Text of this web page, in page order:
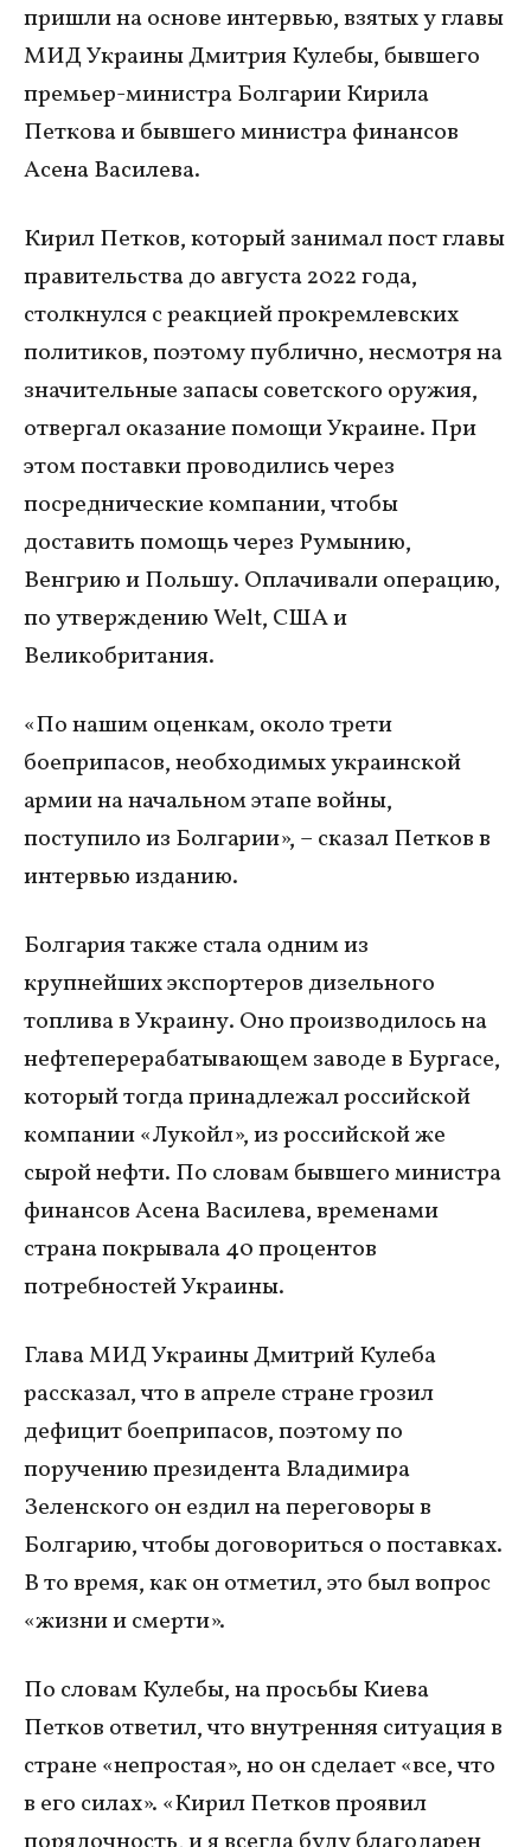
пришли на основе интервью, взятых у главы
МИД Украины Дмитрия Кулебы, бывшего
премьер-министра Болгарии Кирила
Петкова и бывшего министра финансов
Асена Василева.
Кирил Петков, который занимал пост главы
правительства до августа 2022 года,
столкнулся с реакцией прокремлевских
политиков, поэтому публично, несмотря на
значительные запасы советского оружия,
отвергал оказание помощи Украине. При
этом поставки проводились через
посреднические компании, чтобы
доставить помощь через Румынию,
Венгрию и Польшу. Оплачивали операцию,
по утверждению Welt, США и
Великобритания.
«По нашим оценкам, около трети
боеприпасов, необходимых украинской
армии на начальном этапе войны,
поступило из Болгарии», – сказал Петков в
интервью изданию.
Болгария также стала одним из
крупнейших экспортеров дизельного
топлива в Украину. Оно производилось на
нефтеперерабатывающем заводе в Бургасе,
который тогда принадлежал российской
компании «Лукойл», из российской же
сырой нефти. По словам бывшего министра
финансов Асена Василева, временами
страна покрывала 40 процентов
потребностей Украины.
Глава МИД Украины Дмитрий Кулеба
рассказал, что в апреле стране грозил
дефицит боеприпасов, поэтому по
поручению президента Владимира
Зеленского он ездил на переговоры в
Болгарию, чтобы договориться о поставках.
В то время, как он отметил, это был вопрос
«жизни и смерти».
По словам Кулебы, на просьбы Киева
Петков ответил, что внутренняя ситуация в
стране «непростая», но он сделает «все, что
в его силах». «Кирил Петков проявил